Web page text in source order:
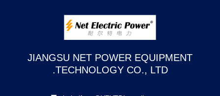
JIANGSU NET POWER EQUIPMENT
TECHNOLOGY CO., LTD.